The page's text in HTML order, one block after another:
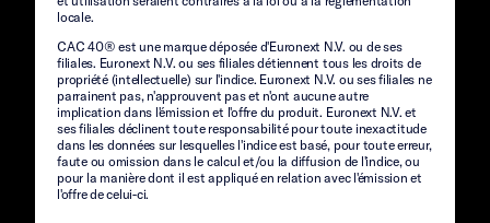
locale.
CAC 40® est une marque déposée d'Euronext N.V. ou de ses
filiales. Euronext N.V. ou ses filiales détiennent tous les droits de
propriété (intellectuelle) sur l'indice. Euronext N.V. ou ses filiales ne
parrainent pas, n'approuvent pas et n'ont aucune autre
implication dans l'émission et l'offre du produit. Euronext N.V. et
ses filiales déclinent toute responsabilité pour toute inexactitude
dans les données sur lesquelles l'indice est basé, pour toute erreur,
faute ou omission dans le calcul et/ou la diffusion de l'indice, ou
pour la manière dont il est appliqué en relation avec l'émission et
l'offre de celui-ci.